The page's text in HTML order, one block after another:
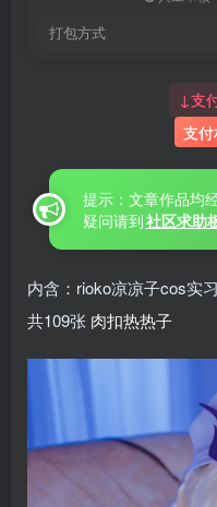
打包方式
↓支
支
提示：文章作品均
疑问请到社区求助
内含：rioko凉凉子cos实
共109张 肉扣热热子